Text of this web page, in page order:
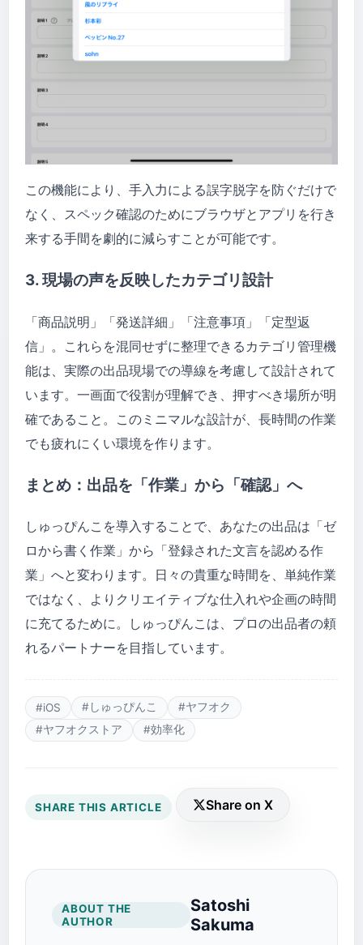
この機能により、手入力による誤字脱字を防ぐだけで
なく、スペック確認のためにブラウザとアプリを行き
来する手間を劇的に減らすことが可能です。
3. 現場の声を反映したカテゴリ設計
「商品説明」「発送詳細」「注意事項」「定型返
信」。これらを混同せずに整理できるカテゴリ管理機
能は、実際の出品現場での導線を考慮して設計されて
います。一画面で役割が理解でき、押すべき場所が明
確であること。このミニマルな設計が、長時間の作業
でも疲れにくい環境を作ります。
まとめ：出品を「作業」から「確認」へ
しゅっぴんこを導入することで、あなたの出品は「ゼ
ロから書く作業」から「登録された文言を認める作
業」へと変わります。日々の貴重な時間を、単純作業
ではなく、よりクリエイティブな仕入れや企画の時間
に充てるために。しゅっぴんこは、プロの出品者の頼
れるパートナーを目指しています。
#iOS #しゅっぴんこ
#ヤフオク
#ヤフオクストア
#効率化
SHARE THIS ARTICLE Share on X
ABOUT THE
AUTHOR
Satoshi
Sakuma